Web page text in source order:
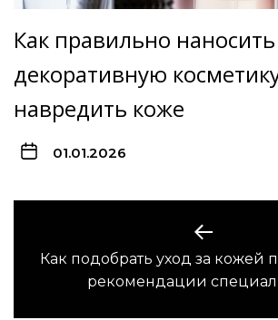
Как правильно
декоративную
навредить коже
01.01.2026
записям
запись:
Как подобрать уход за кожей
рекомендации